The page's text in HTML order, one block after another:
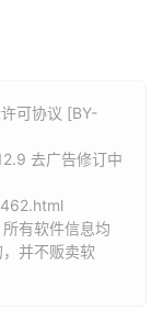
可协议 [BY-
去广告修订中
有软件信息均
并不贩卖软